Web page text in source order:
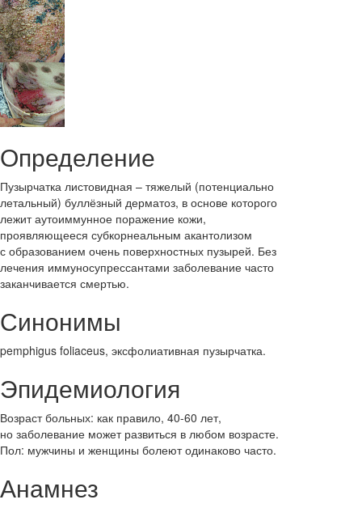
Определение
Пузырчатка листовидная – тяжелый (потенциально
летальный) буллёзный дерматоз, в основе которого
лежит аутоиммунное поражение кожи,
проявляющееся субкорнеальным акантолизом
с образованием очень поверхностных пузырей. Без
лечения иммуносупрессантами заболевание часто
заканчивается смертью.
Синонимы
pemphigus foliaceus, эксфолиативная пузырчатка.
Эпидемиология
Возраст больных: как правило, 40-60 лет,
но заболевание может развиться в любом возрасте.
Пол: мужчины и женщины болеют одинаково часто.
Анамнез